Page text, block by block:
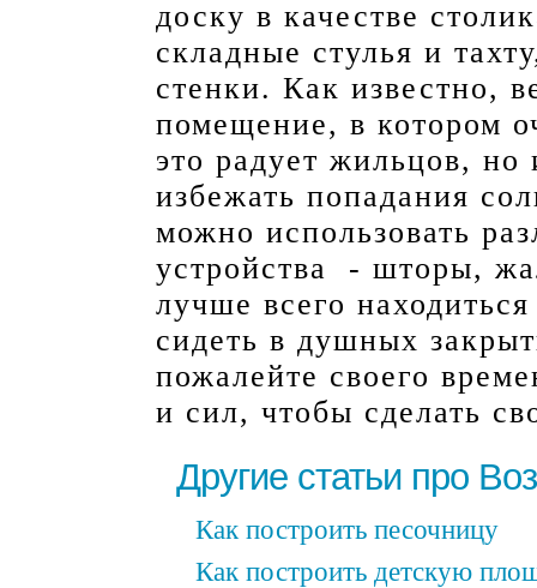
доску в качестве
складные стулья и
стенки. Как известно,
помещение, в котором
это радует жильцов, но
избежать попадания
можно использовать
устройства - шторы,
лучше всего
сидеть в душных
пожалейте своего
и сил, чтобы сделать
Другие статьи про
Как построить песочницу
Как построить детскую